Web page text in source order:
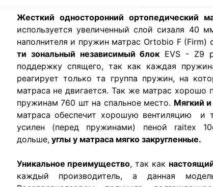
Жесткий односторонний ортопедический
используется увеличенный слой сизаля 40
наполнителя и пружин матрас Ortobio F
ти зональный независимый блок EVS - Z9
поддержку спящего, так как каждая
реагирует только та группа пружин, на
матраса не двигается. Так же матрас хорошо
пружинам 760 шт на спальное место. Мягкий
матраса обеспечит хорошую вентиляцию и
усилен (перед пружинами) пеной raitex
дольше,углы у матраса мягко закругленные.
Уникальное преимущество, так как
каждый производитель, а данная